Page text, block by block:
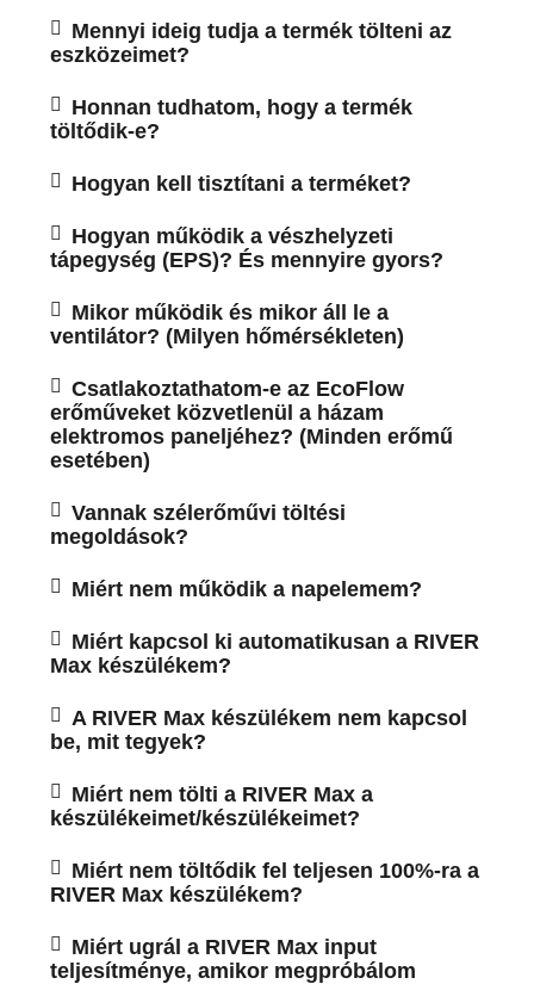
Mennyi ideig tudja a termék tölteni az
eszközeimet?
Honnan tudhatom, hogy a termék
töltődik-e?
Hogyan kell tisztítani a terméket?
Hogyan működik a vészhelyzeti
tápegység (EPS)? És mennyire gyors?
Mikor működik és mikor áll le a
ventilátor? (Milyen hőmérsékleten)
Csatlakoztathatom-e az EcoFlow
erőműveket közvetlenül a házam
elektromos paneljéhez? (Minden erőmű
esetében)
Vannak szélerőművi töltési
megoldások?
Miért nem működik a napelemem?
Miért kapcsol ki automatikusan a RIVER
Max készülékem?
A RIVER Max készülékem nem kapcsol
be, mit tegyek?
Miért nem tölti a RIVER Max a
készülékeimet/készülékeimet?
Miért nem töltődik fel teljesen 100%-ra a
RIVER Max készülékem?
Miért ugrál a RIVER Max input
teljesítménye, amikor megpróbálom